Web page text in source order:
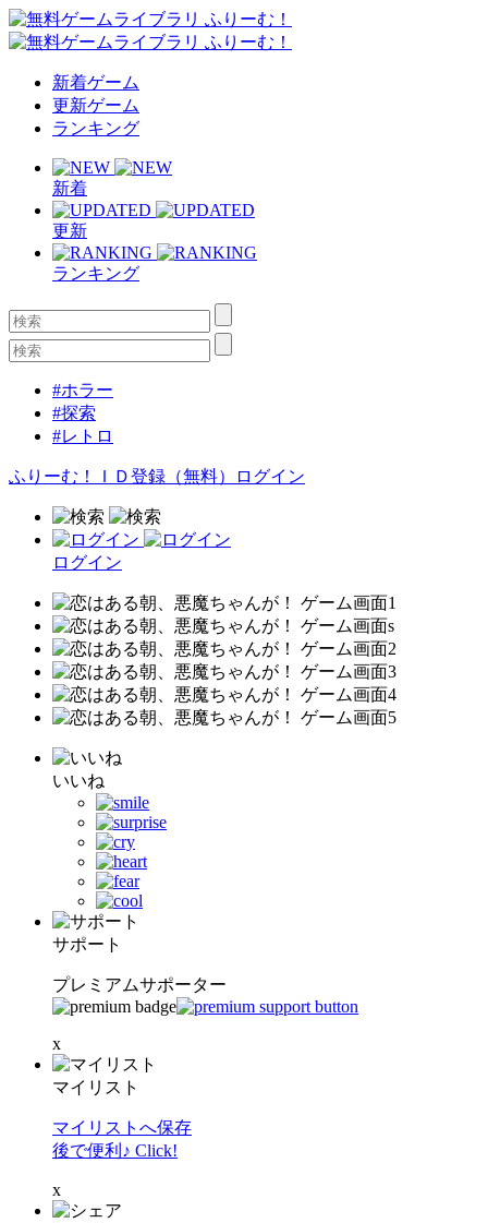
新着ゲーム
更新ゲーム
ランキング
新着
更新
ランキング
#ホラー
#探索
#レトロ
ふりーむ！ＩＤ登録（無料） ログイン
ログイン
いいね
サポート
プレミアムサポーター
x
マイリスト
マイリストへ保存
後で便利♪ Click!
x